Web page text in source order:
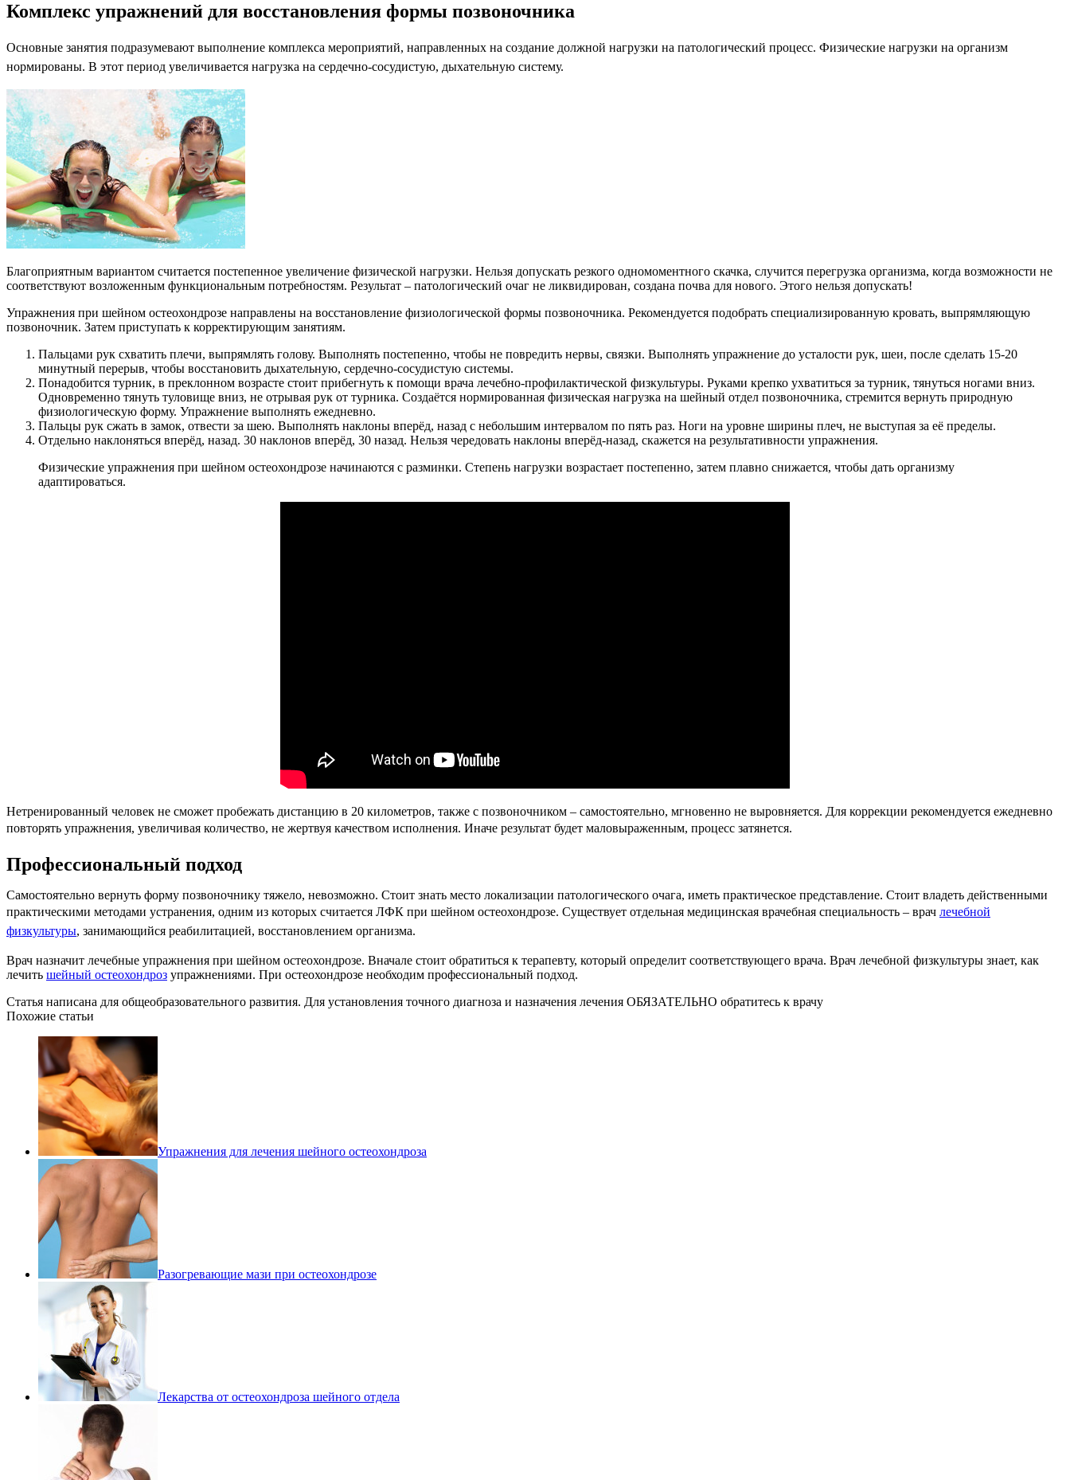
Комплекс упражнений для восстановления формы позвоночника
Основные занятия подразумевают выполнение комплекса мероприятий, направленных на создание должной нагрузки на патологический процесс. Физические нагрузки на организм
нормированы. В этот период увеличивается нагрузка на сердечно-сосудистую, дыхательную систему.
Благоприятным вариантом считается постепенное увеличение физической нагрузки. Нельзя допускать резкого одномоментного скачка, случится перегрузка организма, когда возможности не
соответствуют возложенным функциональным потребностям. Результат – патологический очаг не ликвидирован, создана почва для нового. Этого нельзя допускать!
Упражнения при шейном остеохондрозе направлены на восстановление физиологической формы позвоночника. Рекомендуется подобрать специализированную кровать, выпрямляющую
позвоночник. Затем приступать к корректирующим занятиям.
Пальцами рук схватить плечи, выпрямлять голову. Выполнять постепенно, чтобы не повредить нервы, связки. Выполнять упражнение до усталости рук, шеи, после сделать 15-20
минутный перерыв, чтобы восстановить дыхательную, сердечно-сосудистую системы.
Понадобится турник, в преклонном возрасте стоит прибегнуть к помощи врача лечебно-профилактической физкультуры. Руками крепко ухватиться за турник, тянуться ногами вниз.
Одновременно тянуть туловище вниз, не отрывая рук от турника. Создаётся нормированная физическая нагрузка на шейный отдел позвоночника, стремится вернуть природную
физиологическую форму. Упражнение выполнять ежедневно.
Пальцы рук сжать в замок, отвести за шею. Выполнять наклоны вперёд, назад с небольшим интервалом по пять раз. Ноги на уровне ширины плеч, не выступая за её пределы.
Отдельно наклоняться вперёд, назад. 30 наклонов вперёд, 30 назад. Нельзя чередовать наклоны вперёд-назад, скажется на результативности упражнения.
Физические упражнения при шейном остеохондрозе начинаются с разминки. Степень нагрузки возрастает постепенно, затем плавно снижается, чтобы дать организму
адаптироваться.
Нетренированный человек не сможет пробежать дистанцию в 20 километров, также с позвоночником – самостоятельно, мгновенно не выровняется. Для коррекции рекомендуется ежедневно
повторять упражнения, увеличивая количество, не жертвуя качеством исполнения. Иначе результат будет маловыраженным, процесс затянется.
Профессиональный подход
Самостоятельно вернуть форму позвоночнику тяжело, невозможно. Стоит знать место локализации патологического очага, иметь практическое представление. Стоит владеть действенными
практическими методами устранения, одним из которых считается ЛФК при шейном остеохондрозе. Существует отдельная медицинская врачебная специальность – врач лечебной
физкультуры, занимающийся реабилитацией, восстановлением организма.
Врач назначит лечебные упражнения при шейном остеохондрозе. Вначале стоит обратиться к терапевту, который определит соответствующего врача. Врач лечебной физкультуры знает, как
лечить шейный остеохондроз упражнениями. При остеохондрозе необходим профессиональный подход.
Статья написана для общеобразовательного развития. Для установления точного диагноза и назначения лечения ОБЯЗАТЕЛЬНО обратитесь к врачу
Похожие статьи
Упражнения для лечения шейного остеохондроза
Разогревающие мази при остеохондрозе
Лекарства от остеохондроза шейного отдела